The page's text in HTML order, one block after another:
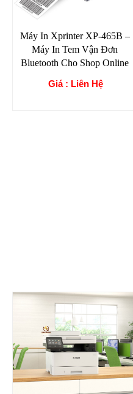
Máy In Xprinter XP-465B –
Máy In Tem Vận Đơn
Bluetooth Cho Shop Online
Giá : Liên Hệ